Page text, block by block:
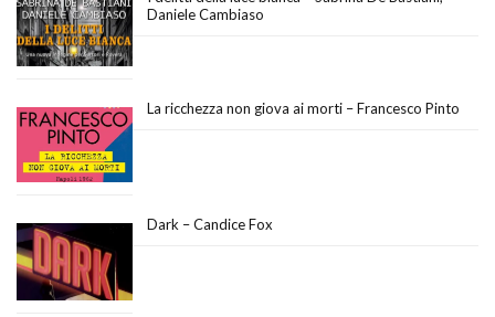
Daniele Cambiaso
La ricchezza non giova ai morti – Francesco Pinto
Dark – Candice Fox